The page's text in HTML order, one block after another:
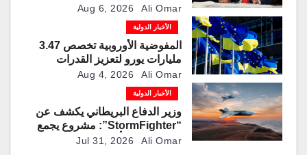
Aug 6, 2026 Ali Omar
الأخبار الدولية
المفوضية الأوروبية تخصص 3.47
مليارات يورو لتعزيز القدرات
العسكرية الأوكرانية
Aug 4, 2026 Ali Omar
الأخبار الدولية
وزير الدفاع البريطاني يكشف عن
“StormFighter”: مشروع يجمع
بين منصات مأهولة وطائرات مقاتلة
Jul 31, 2026 Ali Omar